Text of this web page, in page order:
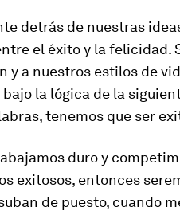
detrás de nuestras
el éxito y la felicidad.
y a nuestros estilos de
la lógica de la
tenemos que ser
duro y
exitosos, entonces
de puesto, cuando